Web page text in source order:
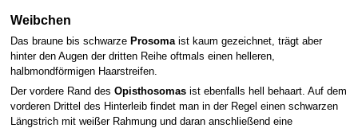
Weibchen
Das braune bis schwarze Prosomaist kaum gezeichnet, trägt aber
hinter den Augen der dritten Reihe oftmals einen helleren,
halbmondförmigen Haarstreifen.
Der vordere Rand des Opisthosomasist ebenfalls hell behaart. Auf dem
vorderen Drittel des Hinterleib findet man in der Regel einen schwarzen
Längstrich mit weißer Rahmung und daran anschließend eine